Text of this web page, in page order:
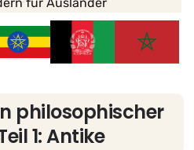
philosophischer
1: Antike